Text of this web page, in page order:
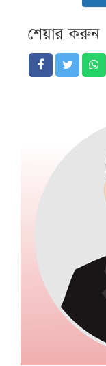
শেয়ার করুন